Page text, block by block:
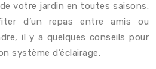
votre jardin en toutes saisons.
d’un repas entre amis ou
il y a quelques conseils pour
système d’éclairage.